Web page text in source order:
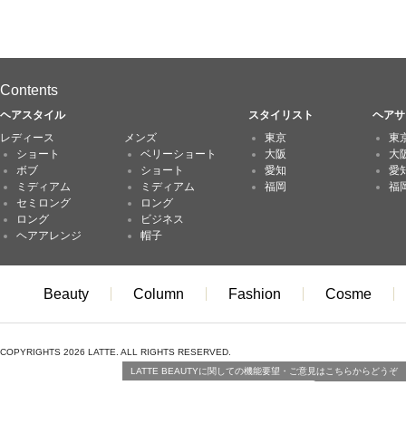
Contents
ヘアスタイル スタイリスト
ヘア
レディース
ショート
ボブ
ミディアム
セミロング
ロング
ヘアアレンジ
メンズ
ベリーショート
ショート
ミディアム
ロング
ビジネス
帽子
東京
大阪
愛知
福岡
東
大
愛
福
Beauty Column Fashion Cosme
COPYRIGHTS 2026 LATTE. ALL RIGHTS RESERVED.
LATTE BEAUTYに関しての機能要望・ご意見はこちらからどうぞ